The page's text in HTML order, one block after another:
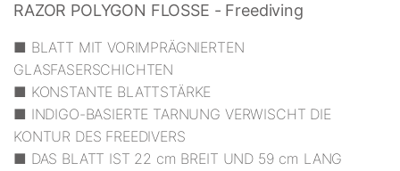
RAZOR POLYGON FLOSSE - Freediving
■ BLATT MIT VORIMPRÄGNIERTEN
GLASFASERSCHICHTEN
■ KONSTANTE BLATTSTÄRKE
■ INDIGO-BASIERTE TARNUNG VERWISCHT DIE
KONTUR DES FREEDIVERS
■ DAS BLATT IST 22 cm BREIT UND 59 cm LANG